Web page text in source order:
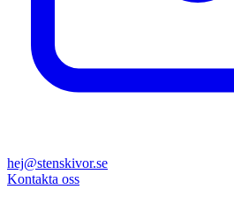
hej@stenskivor.se
Kontakta oss